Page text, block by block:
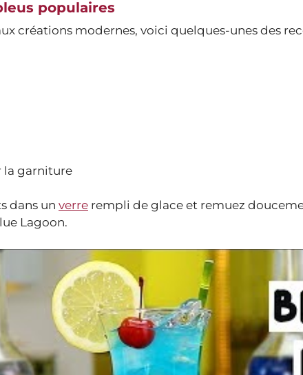
populaires
créations modernes, voici quelques-unes des
la garniture
dans un verre rempli de glace et remuez
Lagoon.